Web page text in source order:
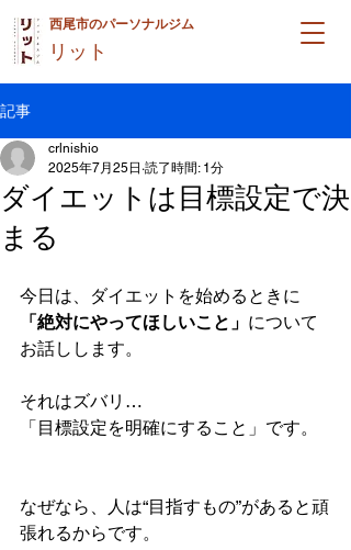
西尾市のパーソナルジム
リット
記事
ダイエットは目標設定で決
まる
crlnishio
2025年7月25日 読了時間: 1分
今日は、ダイエットを始めるときに
「絶対にやってほしいこと」 について
お話しします。
それはズバリ…
「目標設定を明確にすること」です。
なぜなら、人は“目指すもの”があると頑
張れるからです。